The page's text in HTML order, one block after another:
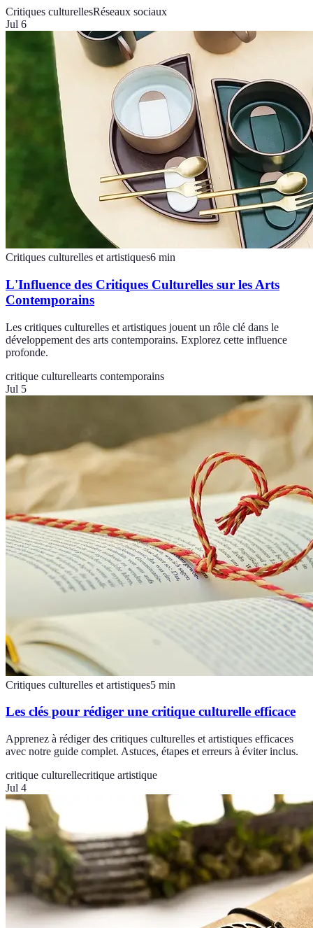
Critiques culturellesRéseaux sociaux
Jul 6
Critiques culturelles et artistiques6 min
L'Influence des Critiques Culturelles sur les Arts
Contemporains
Les critiques culturelles et artistiques jouent un rôle clé dans le
développement des arts contemporains. Explorez cette influence
profonde.
critique culturellearts contemporains
Jul 5
Critiques culturelles et artistiques5 min
Les clés pour rédiger une critique culturelle efficace
Apprenez à rédiger des critiques culturelles et artistiques efficaces
avec notre guide complet. Astuces, étapes et erreurs à éviter inclus.
critique culturellecritique artistique
Jul 4